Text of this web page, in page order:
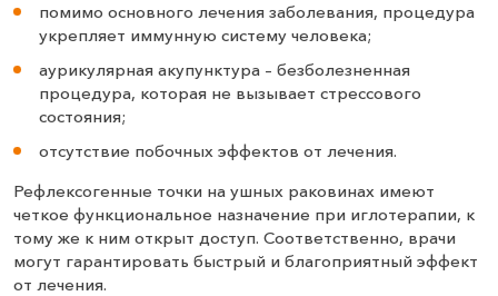
помимо основного лечения заболевания, процедура
укрепляет иммунную систему человека;
аурикулярная акупунктура – безболезненная
процедура, которая не вызывает стрессового
состояния;
отсутствие побочных эффектов от лечения.
Рефлексогенные точки на ушных раковинах имеют
четкое функциональное назначение при иглотерапии, к
тому же к ним открыт доступ. Соответственно, врачи
могут гарантировать быстрый и благоприятный эффект
от лечения.